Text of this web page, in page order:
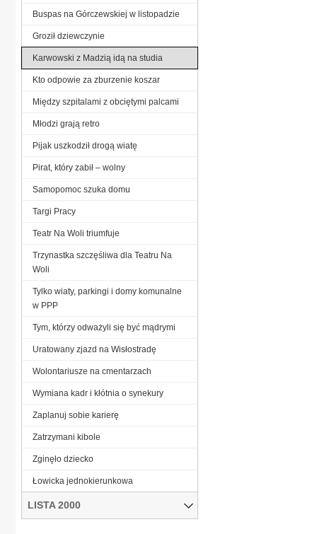
Buspas na Górczewskiej w listopadzie
Groził dziewczynie
Karwowski z Madzią idą na studia
Kto odpowie za zburzenie koszar
Między szpitalami z obciętymi palcami
Młodzi grają retro
Pijak uszkodził drogą wiatę
Pirat, który zabił – wolny
Samopomoc szuka domu
Targi Pracy
Teatr Na Woli triumfuje
Trzynastka szczęśliwa dla Teatru Na
Woli
Tylko wiaty, parkingi i domy komunalne
w PPP
Tym, którzy odważyli się być mądrymi
Uratowany zjazd na Wisłostradę
Wolontariusze na cmentarzach
Wymiana kadr i kłótnia o synekury
Zaplanuj sobie karierę
Zatrzymani kibole
Zginęło dziecko
Łowicka jednokierunkowa
LISTA 2000